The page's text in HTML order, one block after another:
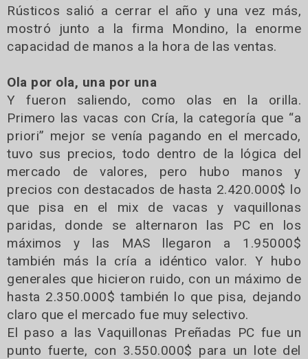
Rústicos salió a cerrar el año y una vez más,
mostró junto a la firma Mondino, la enorme
capacidad de manos a la hora de las ventas.
Ola por ola, una por una
Y fueron saliendo, como olas en la orilla.
Primero las vacas con Cría, la categoría que “a
priori” mejor se venía pagando en el mercado,
tuvo sus precios, todo dentro de la lógica del
mercado de valores, pero hubo manos y
precios con destacados de hasta 2.420.000$ lo
que pisa en el mix de vacas y vaquillonas
paridas, donde se alternaron las PC en los
máximos y las MAS llegaron a 1.95000$
también más la cría a idéntico valor. Y hubo
generales que hicieron ruido, con un máximo de
hasta 2.350.000$ también lo que pisa, dejando
claro que el mercado fue muy selectivo.
El paso a las Vaquillonas Preñadas PC fue un
punto fuerte, con 3.550.000$ para un lote del